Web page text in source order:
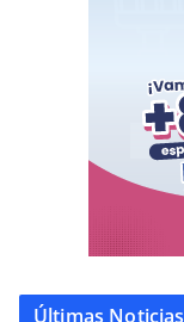
Últimas Noticias